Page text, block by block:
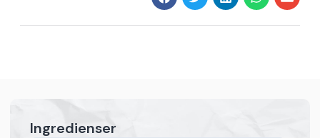
Ingredienser